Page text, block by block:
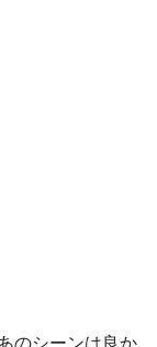
のシーンは良か